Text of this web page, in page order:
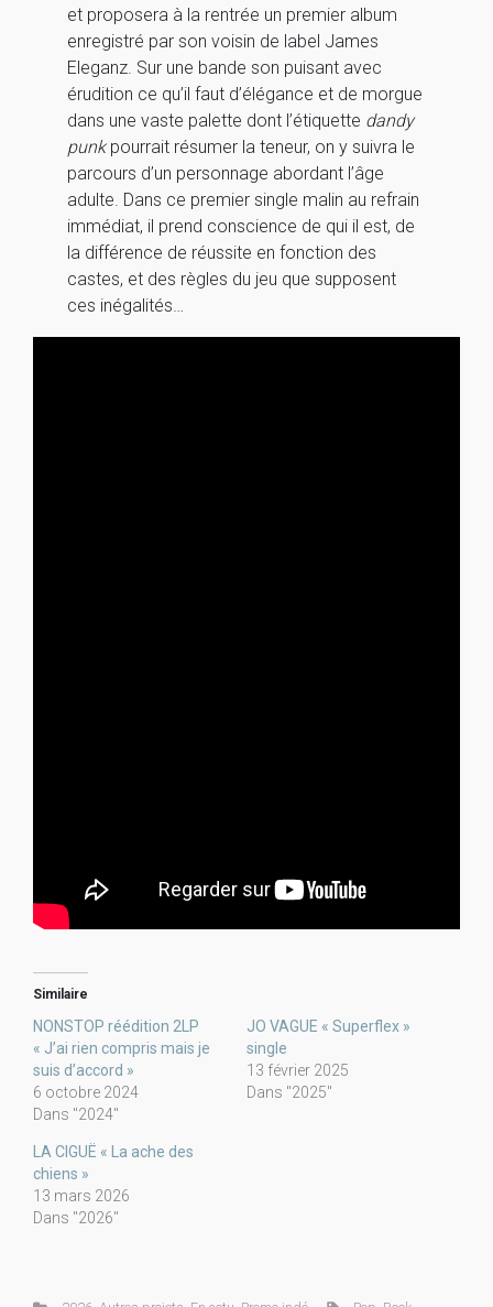
et proposera à la rentrée un premier album
enregistré par son voisin de label James
Eleganz. Sur une bande son puisant avec
érudition ce qu’il faut d’élégance et de morgue
dans une vaste palette dont l’étiquette dandy
punkpourrait résumer la teneur, on y suivra le
parcours d’un personnage abordant l’âge
adulte. Dans ce premier single malin au refrain
immédiat, il prend conscience de qui il est, de
la différence de réussite en fonction des
castes, et des règles du jeu que supposent
ces inégalités…
Similaire
NONSTOP réédition 2LP
« J’ai rien compris mais je
suis d’accord »
6 octobre 2024
Dans "2024"
JO VAGUE « Superflex »
single
13 février 2025
Dans "2025"
LA CIGUË « La ache des
chiens »
13 mars 2026
Dans "2026"